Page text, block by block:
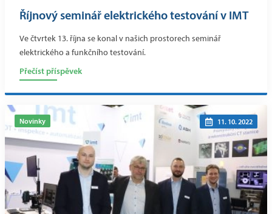
Říjnový seminář elektrického testování v IMT
Ve čtvrtek 13. října se konal v našich prostorech seminář
elektrického a funkčního testování.
Přečíst příspěvek
Novinky 11. 10. 2022